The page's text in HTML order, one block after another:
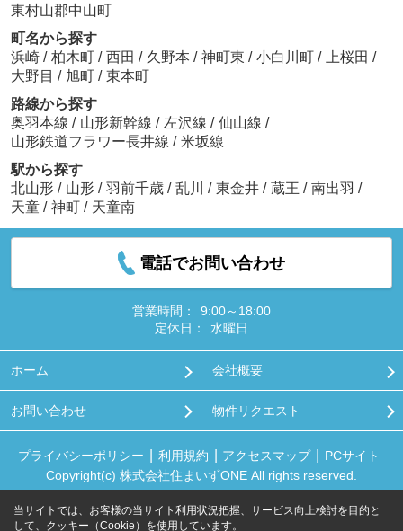
東村山郡中山町
町名から探す
浜崎 / 柏木町 / 西田 / 久野本 / 神町東 / 小白川町 / 上桜田 /
大野目 / 旭町 / 東本町
路線から探す
奥羽本線 / 山形新幹線 / 左沢線 / 仙山線 /
山形鉄道フラワー長井線 / 米坂線
駅から探す
北山形 / 山形 / 羽前千歳 / 乱川 / 東金井 / 蔵王 / 南出羽 /
天童 / 神町 / 天童南
電話でお問い合わせ
営業時間：
9:00～18:00
定休日：
水曜日
ホーム 会社概要
お問い合わせ 物件リクエスト
プライバシーポリシー 利用規約 アクセスマップ
PCサイト
Copyright(c) 株式会社住まいずONE All rights reserved.
当サイトでは、お客様の当サイト利用状況把握、サービス向上検討を目的と
して、クッキー（Cookie）を使用しています。